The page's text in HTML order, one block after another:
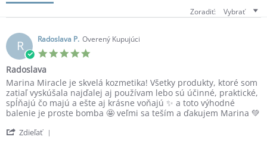
Zoradiť: Vybrať
R Radoslava P. Overený Kupujúci
Radoslava
Review
by
Radoslava
P.
10
review
stating
Radoslava
Marina Miracle je skvelá kozmetika! Všetky produkty, ktoré som
zatiaľ vyskúšala najďalej aj používam lebo sú účinné, praktické,
spĺňajú čo majú a ešte aj krásne voňajú ✨ a toto výhodné
balenie je proste bomba 🤩 veľmi sa teším a ďakujem Marina 💚
Zdieľať